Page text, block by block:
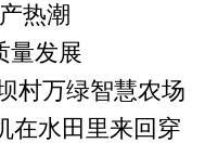
热潮
量发展
万绿智慧农场
在水田里来回穿